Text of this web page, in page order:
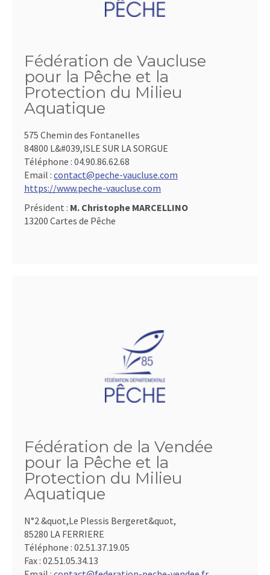
Fédération de Vaucluse
pour la Pêche et la
Protection du Milieu
Aquatique
575 Chemin des Fontanelles
84800 L&#039,ISLE SUR LA SORGUE
Téléphone : 04.90.86.62.68
Email : contact@peche-vaucluse.com
https://www.peche-vaucluse.com
Président : M. Christophe MARCELLINO
13200 Cartes de Pêche
Fédération de la Vendée
pour la Pêche et la
Protection du Milieu
Aquatique
N°2 &quot,Le Plessis Bergeret&quot,
85280 LA FERRIERE
Téléphone : 02.51.37.19.05
Fax : 02.51.05.34.13